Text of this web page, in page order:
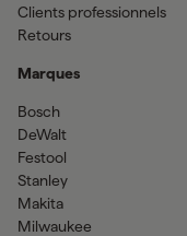
Clients professionnels
Retours
Marques
Bosch
DeWalt
Festool
Stanley
Makita
Milwaukee